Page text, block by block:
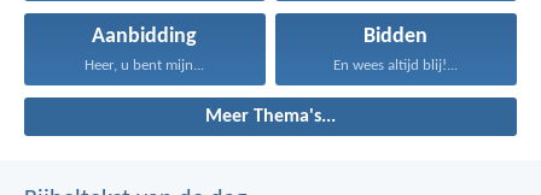
Aanbidding
Heer, u bent mijn...
Bidden
En wees altijd blij!...
Meer Thema's...